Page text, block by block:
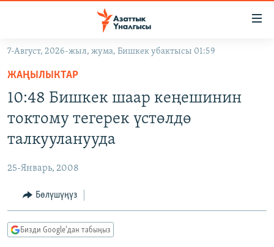
Навигацияга
өтүңүз
салыңыз
МАДАНИЯТ
ТВ ПРОГРАММАЛАР
БҮГҮН АЗАТТЫКТА
ПОДКАСТ
7-Август, 2026-жыл, жума, Бишкек убактысы 01:59
ЖАҢЫЛЫКТАР
10:48 Бишкек шаар кеңешинин
токтому тегерек үстөлдө
талкууланууда
25-Январь, 2008
Бөлүшүңүз
Бизди Google'дан табыңыз